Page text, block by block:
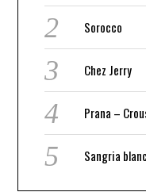
Sorocco
Chez Jerry
Prana –
Sangria